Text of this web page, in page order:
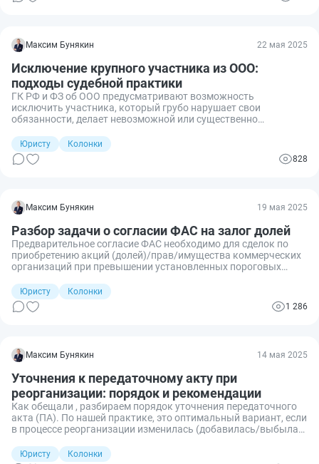
Максим Бунякин 22 мая 2025
Исключение крупного участника из ООО:
подходы судебной практики
ГК РФ и ФЗ об ООО предусматривают возможность
исключить участника, который грубо нарушает свои
обязанности, делает невозможной или существенно
Юристу
Колонки
828
Максим Бунякин 19 мая 2025
Разбор задачи о согласии ФАС на залог долей
Предварительное согласие ФАС необходимо для сделок по
приобретению акций (долей)/прав/имущества коммерческих
организаций при превышении установленных пороговых
Юристу
Колонки
1 286
Максим Бунякин 14 мая 2025
Уточнения к передаточному акту при
реорганизации: порядок и рекомендации
Как обещали , разбираем порядок уточнения передаточного
акта (ПА). По нашей практике, это оптимальный вариант, если
в процессе реорганизации изменилась (добавилась/выбыла)
Юристу
Колонки